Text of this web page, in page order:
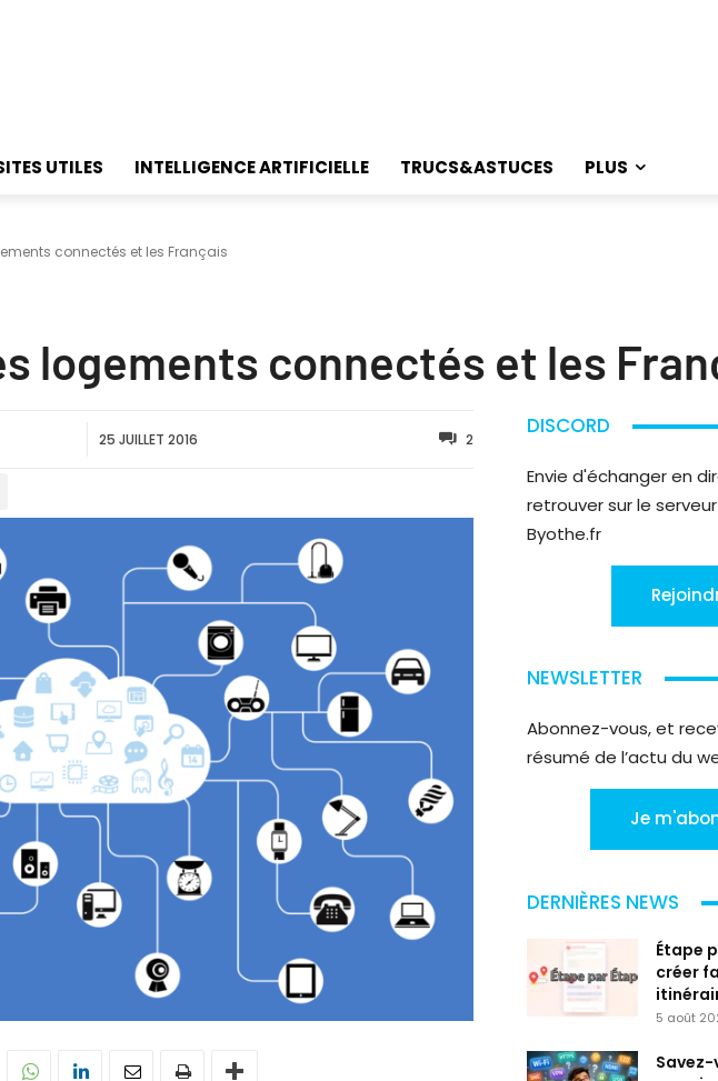
UTILES INTELLIGENCE ARTIFICIELLE TRUCS&ASTUCES PLUS
connectés et les Français
logements connectés et les
25 JUILLET 2016 2
DISCORD
Envie d'échanger en
retrouver sur le
Byothe.fr
NEWSLETTER
Abonnez-vous, et
résumé de l’actu du
Je
DERNIÈRES NEWS
Étape
créer
5 août